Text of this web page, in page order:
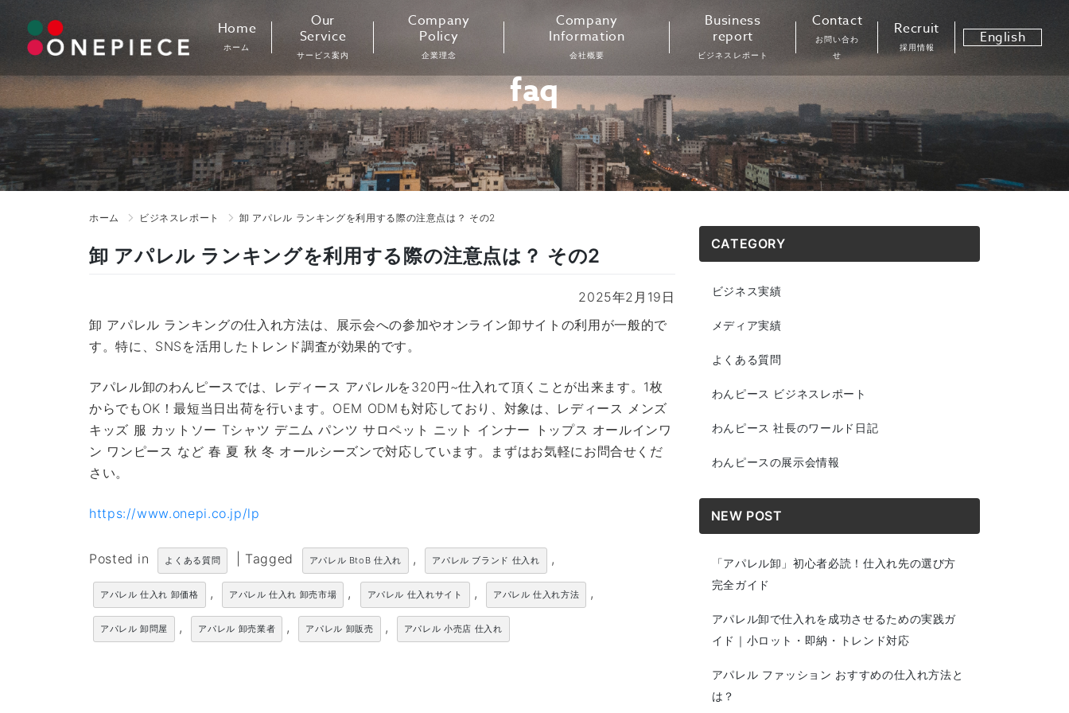
content
Home
ホーム
Our
Service
サービス案内
Company
Policy
企業理念
Company
Information
会社概要
Business
report
ビジネスレポート
Contact
お問い合わ
せ
Recruit
採用情報 English
faq
ホーム ビジネスレポート 卸 アパレル ランキングを利用する際の注意点は？ その2
卸 アパレル ランキングを利用する際の注意点は？ その2
2025年2月19日
卸 アパレル ランキングの仕入れ方法は、展示会への参加やオンライン卸サイトの利用が一般的で
す。特に、SNSを活用したトレンド調査が効果的です。
アパレル卸のわんピースでは、レディース アパレルを320円~仕入れて頂くことが出来ます。1枚
からでもOK！最短当日出荷を行います。OEM ODMも対応しており、対象は、レディース メンズ
キッズ 服 カットソー Tシャツ デニム パンツ サロペット ニット インナー トップス オールインワ
ン ワンピース など 春 夏 秋 冬 オールシーズンで対応しています。まずはお気軽にお問合せくだ
さい。
https://www.onepi.co.jp/lp
Posted in よくある質問 Tagged アパレル BtoB 仕入れ , アパレル ブランド 仕入れ ,
アパレル 仕入れ 卸価格 , アパレル 仕入れ 卸売市場 , アパレル 仕入れサイト , アパレル 仕入れ方法 ,
アパレル 卸問屋 , アパレル 卸売業者 , アパレル 卸販売 , アパレル 小売店 仕入れ
CATEGORY
ビジネス実績
メディア実績
よくある質問
わんピース ビジネスレポート
わんピース 社長のワールド日記
わんピースの展示会情報
NEW POST
「アパレル卸」初心者必読！仕入れ先の選び方
完全ガイド
アパレル卸で仕入れを成功させるための実践ガ
イド｜小ロット・即納・トレンド対応
アパレル ファッション おすすめの仕入れ方法と
は？